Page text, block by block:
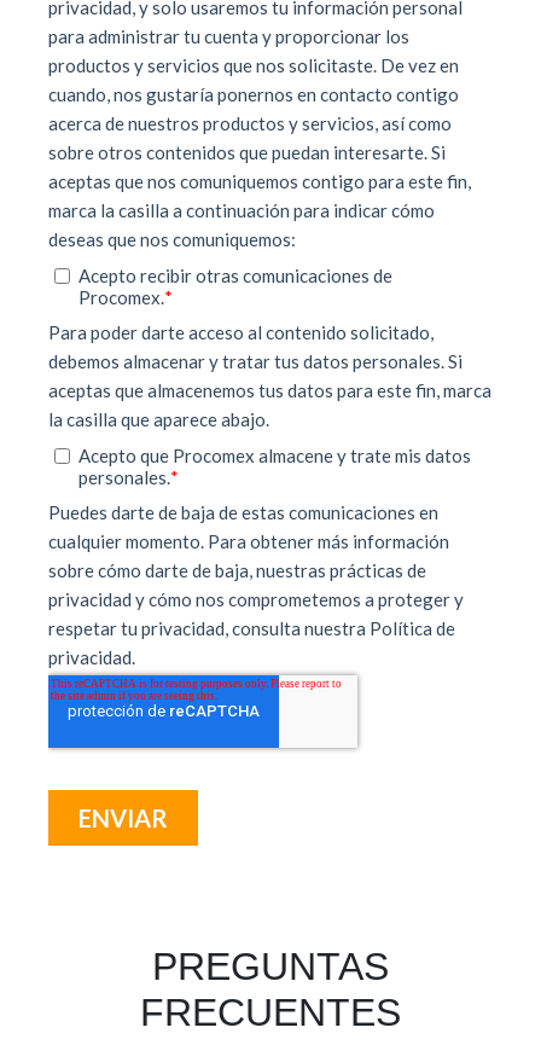
PREGUNTAS
FRECUENTES